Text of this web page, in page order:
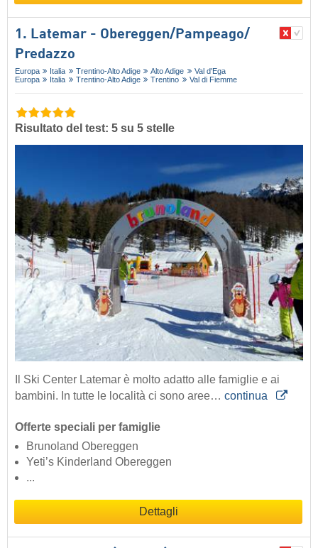
1. Latemar - Obereggen/​Pampeago/​
Predazzo
Europa Italia Trentino-Alto Adige Alto Adige
Val d'Ega
Europa
Italia Trentino-Alto Adige Trentino Val di Fiemme
Risultato del test: 5 su 5 stelle
Il Ski Center Latemar è molto adatto alle famiglie e ai
bambini. In tutte le località ci sono aree… continua
Offerte speciali per famiglie
Brunoland Obereggen
Yeti’s Kinderland Obereggen
...
Dettagli